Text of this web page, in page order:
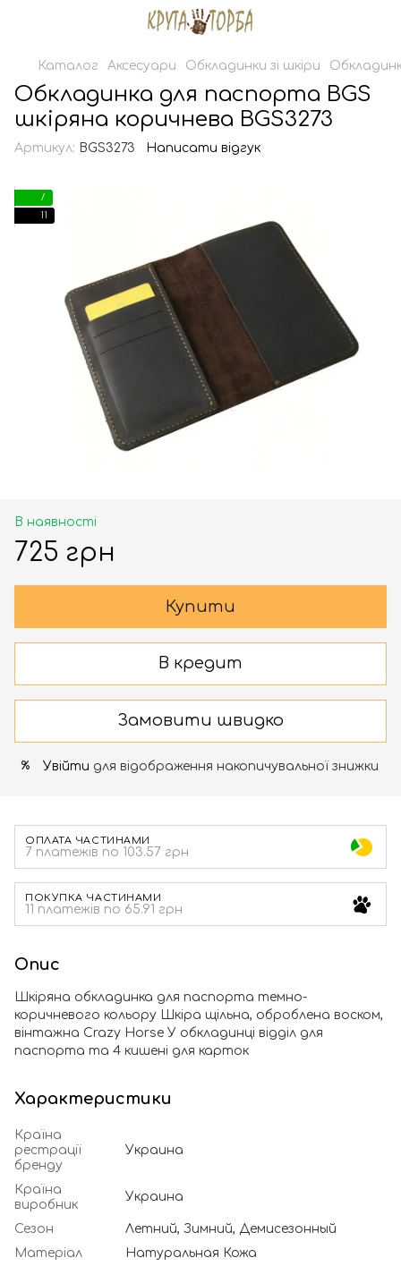
Каталог Аксесуари Обкладинки зі шкіри
Обкладинка для паспорта BGS
шкіряна коричнева BGS3273
Артикул: BGS3273 Написати відгук
7
11
В наявності
725 грн
Купити
В кредит
Замовити швидко
% Увійти для відображення накопичувальної знижки
ОПЛАТА ЧАСТИНАМИ
7 платежів по 103.57 грн
ПОКУПКА ЧАСТИНАМИ
11 платежів по 65.91 грн
Опис
Шкіряна обкладинка для паспорта темно-
коричневого кольору Шкіра щільна, оброблена воском,
вінтажна Crazy Horse У обкладинці відділ для
паспорта та 4 кишені для карток
Характеристики
Країна
рестрації
бренду
Украина
Країна
виробник
Украина
Сезон
Летний, Зимний, Демисезонный
Матеріал
Натуральная Кожа